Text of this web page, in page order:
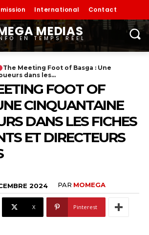
International Contact
MEDIAS
EN TEMPS RÉEL
The Meeting Foot of Basga : Une
dans les...
FOOT OF
CINQUANTAINE
DANS LES FICHES
ET DIRECTEURS
2024 PAR MOMEGA
X Pinterest